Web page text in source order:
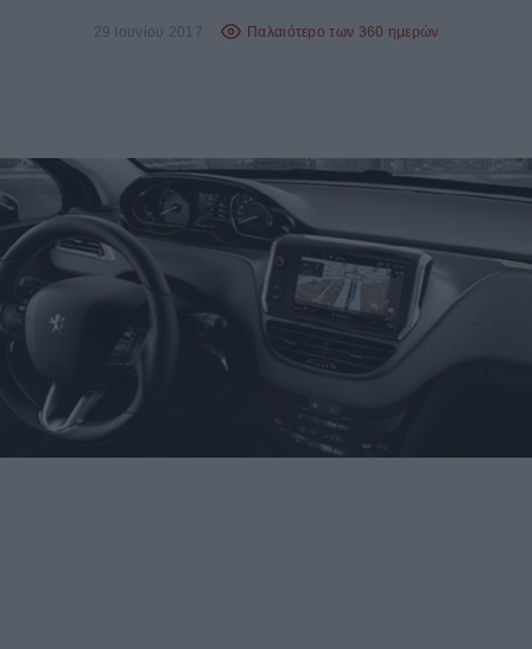
29 Ιουνίου 2017 Παλαιότερο των 360 ημερών